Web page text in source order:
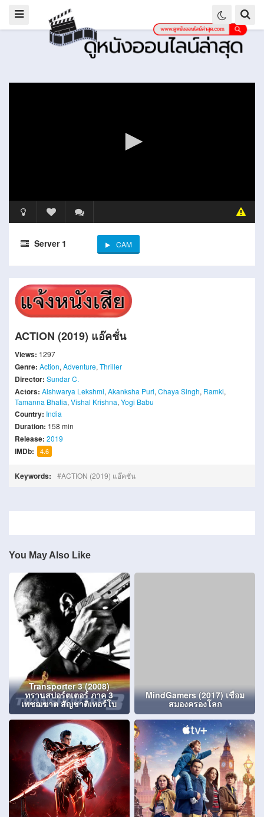
Server 1 CAM
ACTION (2019) แอ๊คชั่น
Views: 1297
Genre: Action, Adventure, Thriller
Director: Sundar C.
Actors: Aishwarya Lekshmi, Akanksha Puri, Chaya Singh, Ramki,
Tamanna Bhatia, Vishal Krishna, Yogi Babu
Country: India
Duration: 158 min
Release: 2019
IMDb: 4.6
Keywords: ACTION (2019) แอ๊คชั่น
You May Also Like
Transporter 3 (2008)
ทรานสปอร์ตเตอร์ ภาค 3
เพชฌฆาต สัญชาติเทอร์โบ
MindGamers (2017) เชื่อม
สมองครองโลก